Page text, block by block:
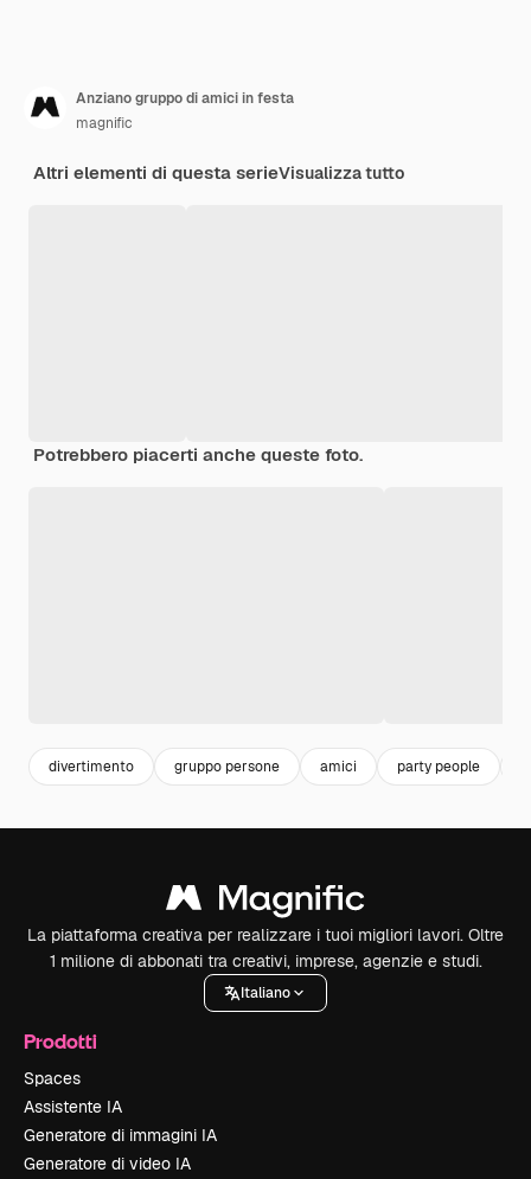
Anziano gruppo di amici in festa
magnific
Altri elementi di questa serieVisualizza tutto
Potrebbero piacerti anche queste foto.
divertimento gruppo persone amici party people
La piattaforma creativa per realizzare i tuoi migliori lavori. Oltre
1 milione di abbonati tra creativi, imprese, agenzie e studi.
Italiano
Prodotti
Spaces
Assistente IA
Generatore di immagini IA
Generatore di video IA